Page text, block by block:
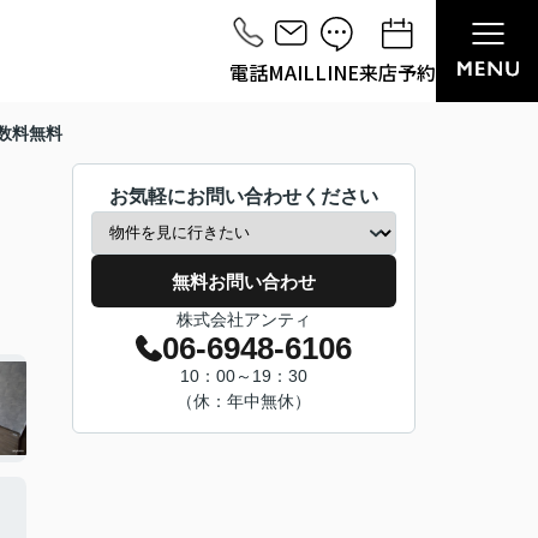
電話MAILLINE来店予約
料無料
お気軽にお問い合わせください
無料お問い合わせ
株式会社アンティ
06-6948-6106
10：00～19：30
（休：年中無休）